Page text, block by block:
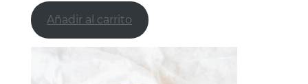
Añadir al carrito